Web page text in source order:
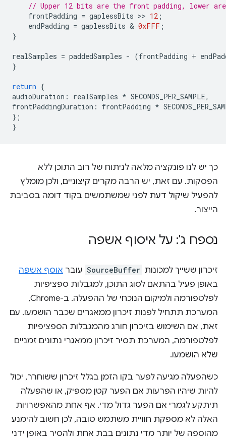
// Upper 12 bits are the front padding, lower
frontPadding = gaplessBits >> 12 ;
endPadding = gaplessBits & 0xFFF ;
}
realSamples = paddedSamples - (frontPadding +
}
return {
audioDuration : realSamples * SECONDS_PER_SAMPLE,
frontPaddingDuration : frontPadding *
};
}
כך יש לנו פונקציה מלאה לניתוח של רוב התוכן ללא
הפסקות. עם זאת, יש הרבה מקרים קיצוניים, ולכן מומלץ
להפעיל שיקול דעת לפני שמשתמשים בקוד דומה בסביבת
הייצור.
נספח ג': על איסוף אשפה
זיכרון ששייך למכונות SourceBuffer עובר אוסף אשפה
באופן פעיל בהתאם לסוג התוכן, למגבלות ספציפיות
לפלטפורמה ולמיקום הנוכחי של ההפעלה. ב-Chrome,
המערכת תתחיל לפנות זיכרון ממאגרים שכבר הושמעו. עם
זאת, אם השימוש בזיכרון חורג מהמגבלות הספציפיות
לפלטפורמה, המערכת תסיר זיכרון ממאגרי נתונים זמניים
שלא הושמעו.
כשהפעלה מגיעה לפער בקו הזמן בגלל זיכרון ששוחרר, יכול
להיות שיהיו הפרעות אם הפער קטן מספיק, או שהפעלה
תיתקע לגמרי אם הפער גדול מדי. אף אחת מהאפשרויות
האלה לא מספקת חוויית משתמש טובה, לכן חשוב להימנע
מהוספה של יותר מדי נתונים בבת אחת ולהסיר באופן ידני